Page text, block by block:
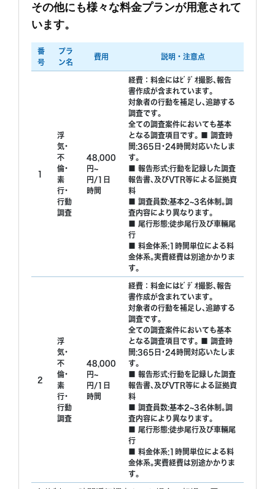
その他にも様々な料金プランが用意されて
います。
番
号
プラ
ン名
費用 説明・注意点
1
浮
気･
不
倫･
素
行･
行動
調査
48,000
円~
円/1日
時間
経費：料金にはﾋﾞﾃﾞｵ撮影､報告
書作成が含まれています｡
対象者の行動を補足し､追跡する
調査です｡
全ての調査案件においても基本
となる調査項目です｡ ■ 調査時
間:365日･24時間対応いたしま
す｡
■ 報告形式:行動を記録した調査
報告書､及びVTR等による証拠資
料
■ 調査員数:基本2~3名体制｡調
査内容により異なります｡
■ 尾行形態:徒歩尾行及び車輛尾
行
■ 料金体系:1時間単位による料
金体系｡実費経費は別途かかりま
す｡
2
浮
気･
不
倫･
素
行･
行動
調査
48,000
円~
円/1日
時間
経費：料金にはﾋﾞﾃﾞｵ撮影､報告
書作成が含まれています｡
対象者の行動を補足し､追跡する
調査です｡
全ての調査案件においても基本
となる調査項目です｡ ■ 調査時
間:365日･24時間対応いたしま
す｡
■ 報告形式:行動を記録した調査
報告書､及びVTR等による証拠資
料
■ 調査員数:基本2~3名体制｡調
査内容により異なります｡
■ 尾行形態:徒歩尾行及び車輛尾
行
■ 料金体系:1時間単位による料
金体系｡実費経費は別途かかりま
す｡